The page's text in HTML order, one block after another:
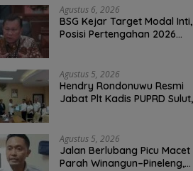
Infrastruktur
Agustus 6, 2026
BSG Kejar Target Modal Inti,
Posisi Pertengahan 2026
Agustus 5, 2026
Hendry Rondonuwu Resmi
Jabat Plt Kadis PUPRD Sulut,
Layanan Publik
Agustus 5, 2026
Jalan Berlubang Picu Macet
Parah Winangun–Pineleng,